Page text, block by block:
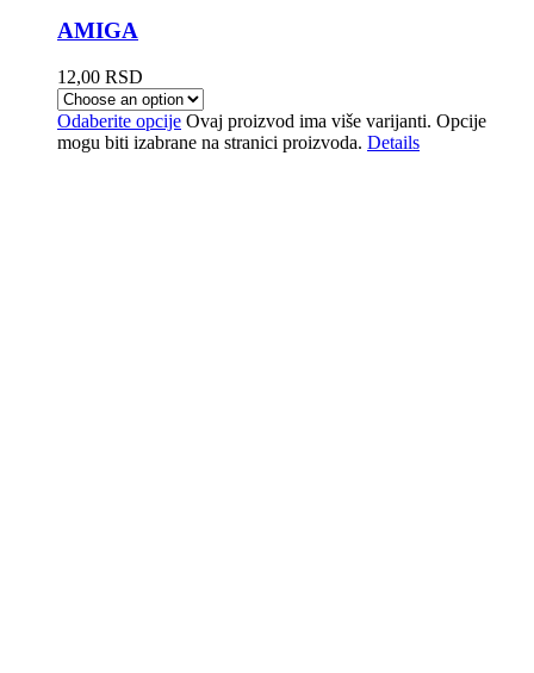
AMIGA
12,00 RSD
Odaberite opcije Ovaj proizvod ima više varijanti. Opcije
mogu biti izabrane na stranici proizvoda. Details